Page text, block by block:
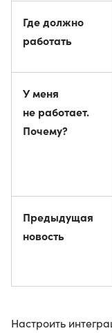
Где должно
работать
У меня
не работает.
Почему?
Предыдущая
новость
Настроить